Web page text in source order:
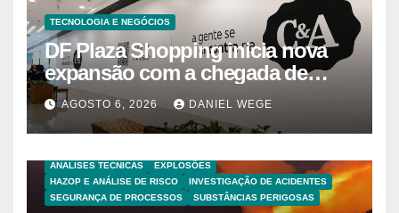
TECNOLOGIA E NEGÓCIOS
DF Plaza Shopping inicia nova
expansão com a chegada de
grandes marcas e inauguração
de espaço infantil – Dicas da
Capital
AGOSTO 6, 2026 DANIEL WEGE
ANALISES TECNICAS
EXPLOSÕES
HAZOP E ANÁLISE DE RISCO
INVESTIGAÇÃO DE ACIDENTES
SEGURANÇA DE PROCESSOS
SUBSTÂNCIAS PERIGOSAS